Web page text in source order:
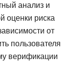
анализ и
оценки риска
от
пользователя
верификации